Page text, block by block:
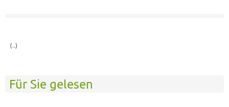
(..)
Für Sie gelesen